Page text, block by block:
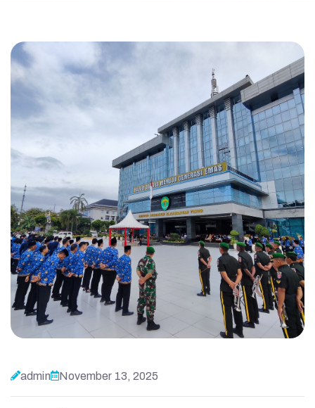
admin November 13, 2025